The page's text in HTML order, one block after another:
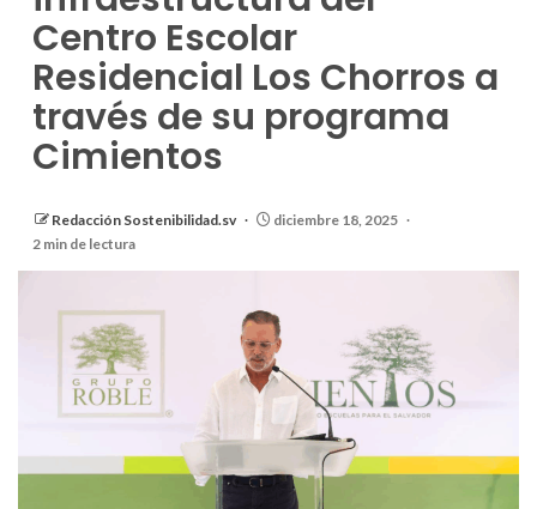
Centro Escolar
Residencial Los Chorros a
través de su programa
Cimientos
Redacción Sostenibilidad.sv
diciembre 18, 2025
2 min de lectura